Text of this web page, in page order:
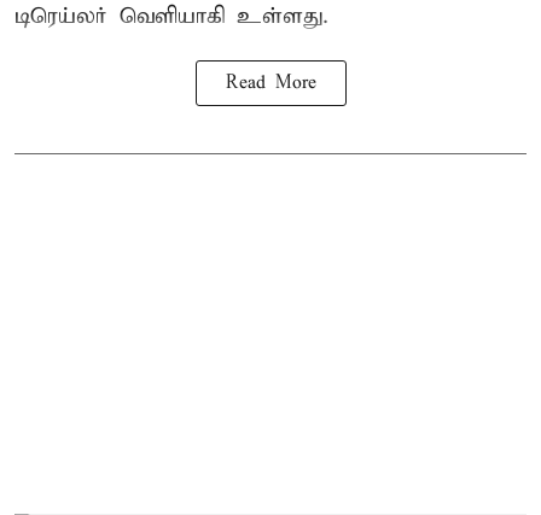
டிரெய்லர் வெளியாகி உள்ளது.
Read More